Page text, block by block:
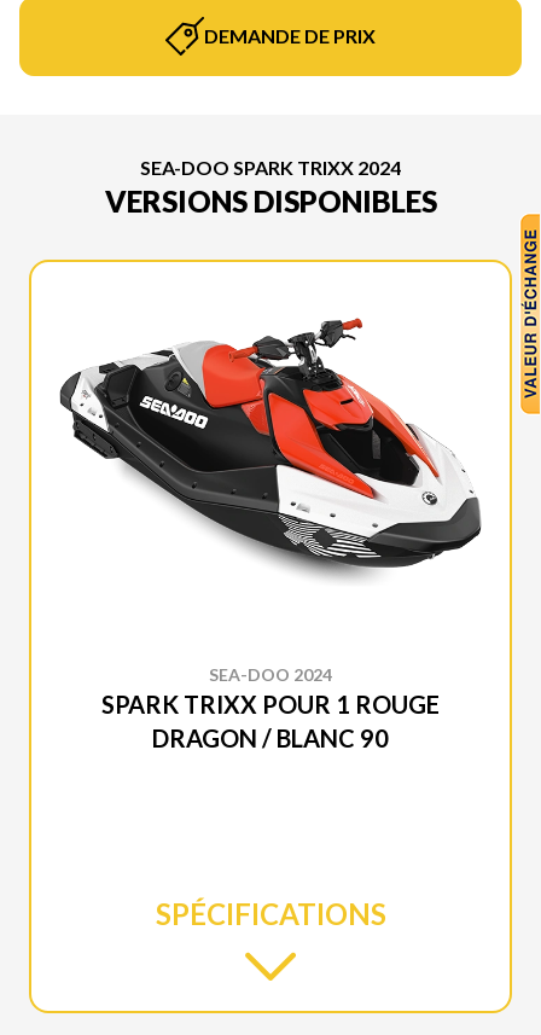
DEMANDE DE PRIX
SEA-DOO SPARK TRIXX 2024
VERSIONS DISPONIBLES
SEA-DOO 2024
SPARK TRIXX POUR 1 ROUGE
DRAGON / BLANC 90
SPÉCIFICATIONS